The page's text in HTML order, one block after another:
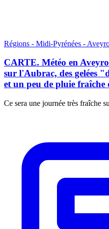
Régions - Midi-Pyrénées -
CARTE. Météo en
sur l'Aubrac, des gelées
et un peu de pluie fraîche
Ce sera une journée très fraîche